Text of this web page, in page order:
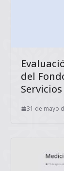
del
31 de mayo